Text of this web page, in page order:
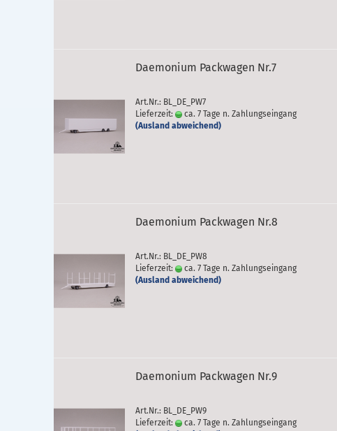
Daemonium Packwagen Nr.7
Art.Nr.: BL_DE_PW7
Lieferzeit:
ca. 7 Tage n. Zahlungseingang
(Ausland abweichend)
Daemonium Packwagen Nr.8
Art.Nr.: BL_DE_PW8
Lieferzeit:
ca. 7 Tage n. Zahlungseingang
(Ausland abweichend)
Daemonium Packwagen Nr.9
Art.Nr.: BL_DE_PW9
Lieferzeit:
ca. 7 Tage n. Zahlungseingang